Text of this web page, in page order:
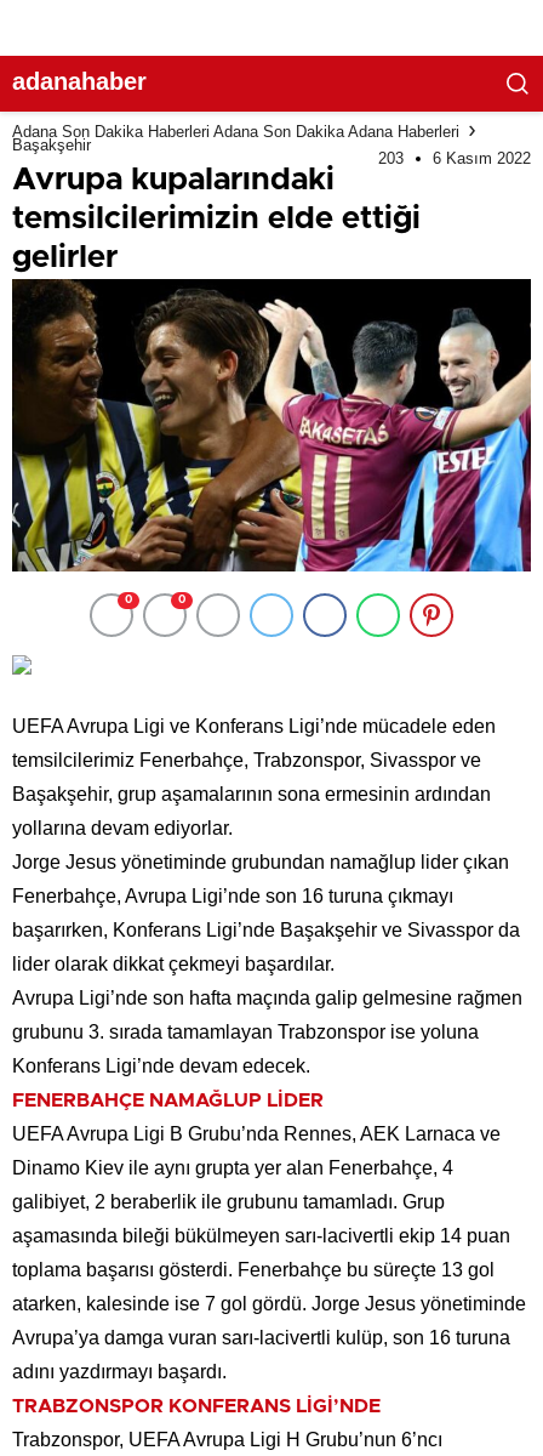
adanahaber
Adana Son Dakika Haberleri Adana Son Dakika Adana Haberleri
Başakşehir
203 6 Kasım 2022
Avrupa kupalarındaki
temsilcilerimizin elde ettiği
gelirler
0 0
UEFA Avrupa Ligi ve Konferans Ligi’nde mücadele eden
temsilcilerimiz Fenerbahçe, Trabzonspor, Sivasspor ve
Başakşehir, grup aşamalarının sona ermesinin ardından
yollarına devam ediyorlar.
Jorge Jesus yönetiminde grubundan namağlup lider çıkan
Fenerbahçe, Avrupa Ligi’nde son 16 turuna çıkmayı
başarırken, Konferans Ligi’nde Başakşehir ve Sivasspor da
lider olarak dikkat çekmeyi başardılar.
Avrupa Ligi’nde son hafta maçında galip gelmesine rağmen
grubunu 3. sırada tamamlayan Trabzonspor ise yoluna
Konferans Ligi’nde devam edecek.
FENERBAHÇE NAMAĞLUP LİDER
UEFA Avrupa Ligi B Grubu’nda Rennes, AEK Larnaca ve
Dinamo Kiev ile aynı grupta yer alan Fenerbahçe, 4
galibiyet, 2 beraberlik ile grubunu tamamladı. Grup
aşamasında bileği bükülmeyen sarı-lacivertli ekip 14 puan
toplama başarısı gösterdi. Fenerbahçe bu süreçte 13 gol
atarken, kalesinde ise 7 gol gördü. Jorge Jesus yönetiminde
Avrupa’ya damga vuran sarı-lacivertli kulüp, son 16 turuna
adını yazdırmayı başardı.
TRABZONSPOR KONFERANS LİGİ’NDE
Trabzonspor, UEFA Avrupa Ligi H Grubu’nun 6’ncı